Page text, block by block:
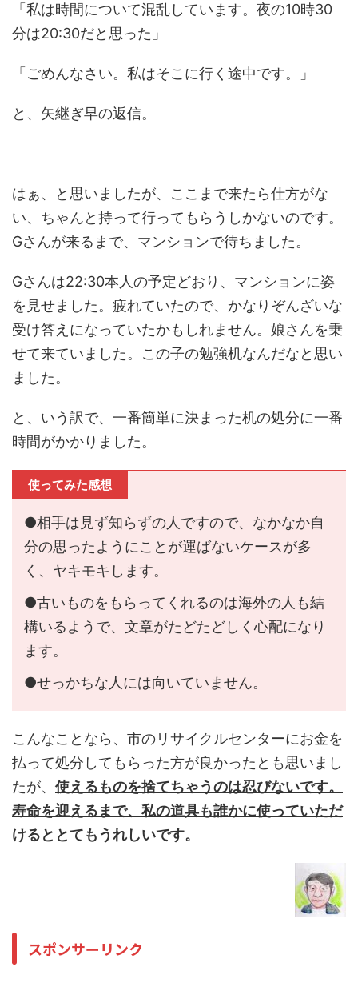
「私は時間について混乱しています。夜の10時30
分は20:30だと思った」
「ごめんなさい。私はそこに行く途中です。」
と、矢継ぎ早の返信。
はぁ、と思いましたが、ここまで来たら仕方がな
い、ちゃんと持って行ってもらうしかないのです。
Gさんが来るまで、マンションで待ちました。
Gさんは22:30本人の予定どおり、マンションに姿
を見せました。疲れていたので、かなりぞんざいな
受け答えになっていたかもしれません。娘さんを乗
せて来ていました。この子の勉強机なんだなと思い
ました。
と、いう訳で、一番簡単に決まった机の処分に一番
時間がかかりました。
使ってみた感想
●相手は見ず知らずの人ですので、なかなか自
分の思ったようにことが運ばないケースが多
く、ヤキモキします。
●古いものをもらってくれるのは海外の人も結
構いるようで、文章がたどたどしく心配になり
ます。
●せっかちな人には向いていません。
こんなことなら、市のリサイクルセンターにお金を
払って処分してもらった方が良かったとも思いまし
たが、 使えるものを捨てちゃうのは忍びないです。
寿命を迎えるまで、私の道具も誰かに使っていただ
けるととてもうれしいです。
スポンサーリンク